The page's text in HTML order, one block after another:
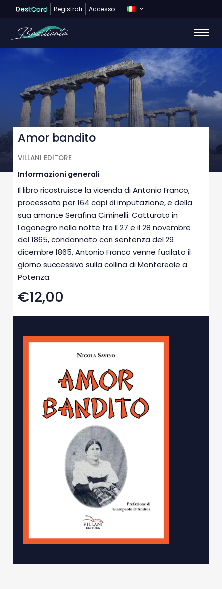
DestCard Registrati Accesso
Amor bandito
VILLANI EDITORE
Informazioni generali
Il libro ricostruisce la vicenda di Antonio Franco,
processato per 164 capi di imputazione, e della
sua amante Serafina Ciminelli. Catturato in
Lagonegro nella notte tra il 27 e il 28 novembre
del 1865, condannato con sentenza del 29
dicembre 1865, Antonio Franco venne fucilato il
giorno successivo sulla collina di Montereale a
Potenza.
€12,00